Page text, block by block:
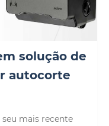
solução de
autocorte
mais recente